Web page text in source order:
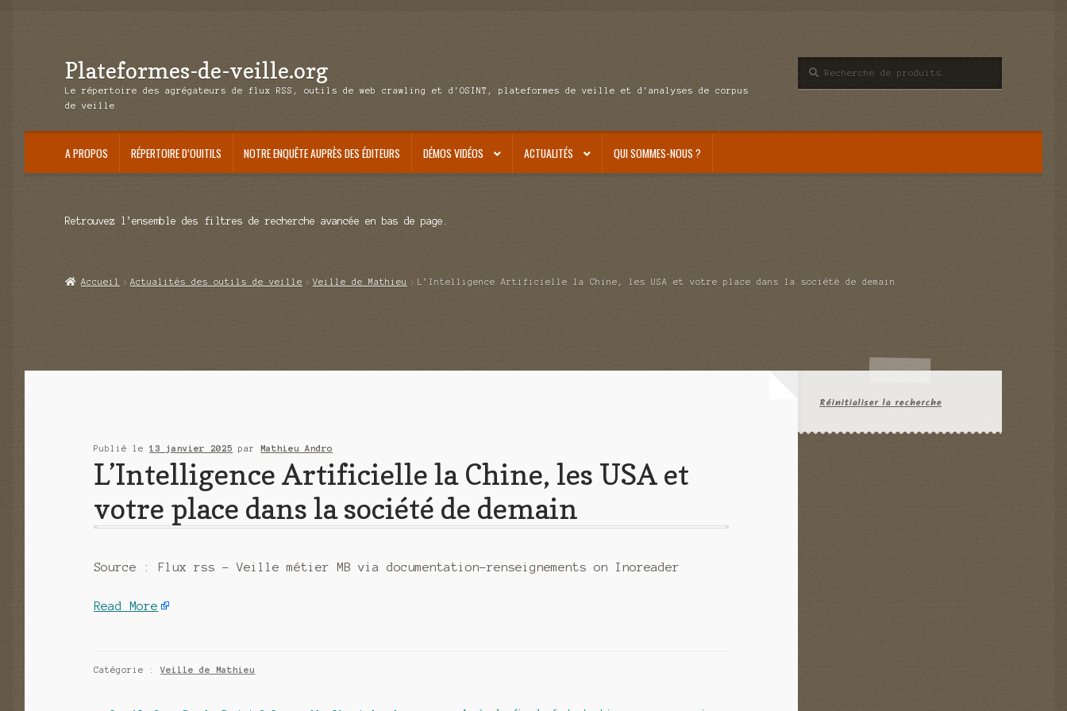
Aller
à
Aller
au
Plateformes-de-veille.org
Le répertoire des agrégateurs de flux RSS, outils de web crawling et d'OSINT, plateformes de veille et d'analyses de corpus
de veille
pour :
A PROPOS RÉPERTOIRE D’OUITILS NOTRE ENQUÊTE AUPRÈS DES ÉDITEURS DÉMOS VIDÉOS ACTUALITÉS QUI SOMMES-NOUS ?
Retrouvez l’ensemble des filtres de recherche avancée en bas de page.
Accueil Actualités des outils de veille Veille de Mathieu L’Intelligence Artificielle la Chine, les USA et votre place dans la société de demain
Publié le13 janvier 2025 parMathieu Andro
L’Intelligence Artificielle la Chine, les USA et
votre place dans la société de demain
Source : Flux rss – Veille métier MB via documentation-renseignements on Inoreader
Read More
Catégorie :Veille de Mathieu
Réinitialiser la recherche